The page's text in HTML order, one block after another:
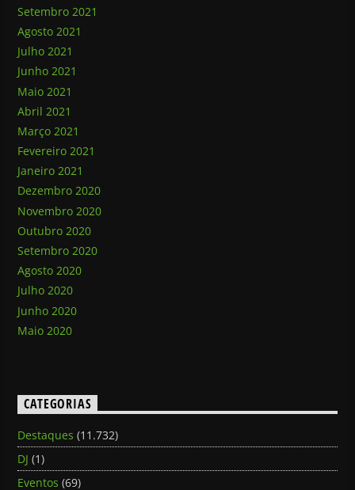
Setembro 2021
Agosto 2021
Julho 2021
Junho 2021
Maio 2021
Abril 2021
Março 2021
Fevereiro 2021
Janeiro 2021
Dezembro 2020
Novembro 2020
Outubro 2020
Setembro 2020
Agosto 2020
Julho 2020
Junho 2020
Maio 2020
CATEGORIAS
Destaques (11.732)
DJ (1)
Eventos (69)